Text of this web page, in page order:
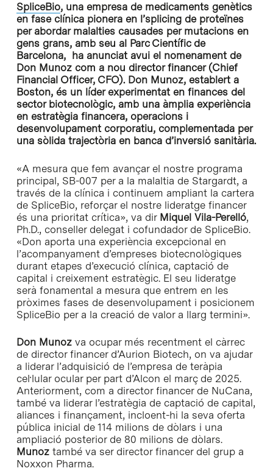
SpliceBio, una empresa de medicaments genètics
en fase clínica pionera en l’splicing de proteïnes
per abordar malalties causades per mutacions en
gens grans, amb seu al Parc Científic de
Barcelona, ​​ ha anunciat avui el nomenament de
Don Munoz com a nou director financer (Chief
Financial Officer, CFO). Don Munoz, establert a
Boston, és un líder experimentat en finances del
sector biotecnològic, amb una àmplia experiència
en estratègia financera, operacions i
desenvolupament corporatiu, complementada per
una sòlida trajectòria en banca d’inversió sanitària.
«A mesura que fem avançar el nostre programa
principal, SB-007 per a la malaltia de Stargardt, a
través de la clínica i continuem ampliant la cartera
de SpliceBio, reforçar el nostre lideratge financer
és una prioritat crítica», va dir Miquel Vila-Perelló,
Ph.D., conseller delegat i cofundador de SpliceBio.
«Don aporta una experiència excepcional en
l’acompanyament d’empreses biotecnològiques
durant etapes d’execució clínica, captació de
capital i creixement estratègic. El seu lideratge
serà fonamental a mesura que entrem en les
pròximes fases de desenvolupament i posicionem
SpliceBio per a la creació de valor a llarg termini».
Don Munozva ocupar més recentment el càrrec
de director financer d’Aurion Biotech, on va ajudar
a liderar l’adquisició de l’empresa de teràpia
cel·lular ocular per part d’Alcon el març de 2025.
Anteriorment, com a director financer de NuCana,
també va liderar l’estratègia de captació de capital,
aliances i finançament, incloent-hi la seva oferta
pública inicial de 114 milions de dòlars i una
ampliació posterior de 80 milions de dòlars.
Munoztambé va ser director financer del grup a
Noxxon Pharma.